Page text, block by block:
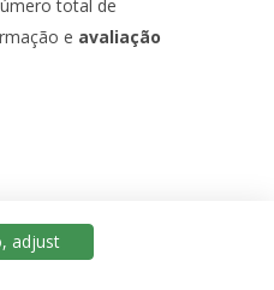
total de
e avaliação
adjust